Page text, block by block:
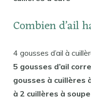
Combien d’ail
4 gousses d’ail à
5 gousses d’ail
gousses à cuillères
à 2 cuillères à soupe